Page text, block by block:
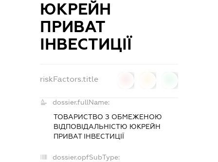
ЮКРЕЙН
ПРИВАТ
ІНВЕСТИЦІЇ
riskFactors.title
dossier.fullName:
ТОВАРИСТВО З ОБМЕЖЕНОЮ
ВІДПОВІДАЛЬНІСТЮ ЮКРЕЙН
ПРИВАТ ІНВЕСТИЦІЇ
dossier.opfSubType: